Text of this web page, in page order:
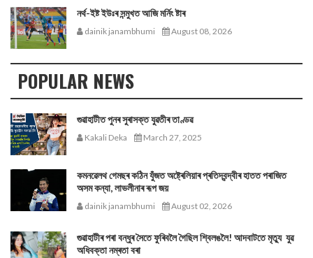
নর্থ-ইষ্ট ইউঃৰ সন্মুখত আজি মর্নিং ষ্টাৰ
dainik janambhumi August 08, 2026
POPULAR NEWS
গুৱাহাটীত পুনৰ সুৰাসক্ত যুৱতীৰ তাণ্ডৱ
Kakali Deka March 27, 2025
কমনৱেলথ গেমছৰ কঠিন যুঁজত অষ্ট্ৰেলিয়াৰ প্ৰতিদ্বন্দ্বীৰ হাতত পৰাজিত
অসম কন্যা, লাভলীনাৰ ৰূপ জয়
dainik janambhumi August 02, 2026
গুৱাহাটীৰ পৰা বন্ধুৰ সৈতে ফুৰিবলৈ গৈছিল শ্বিলঙলৈ! আদবাটতে মৃত্যু যুৱ
অধিবক্তা নম্ৰতা বৰা